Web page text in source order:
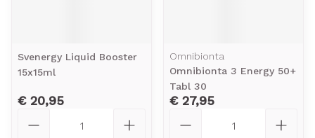
Svenergy Liquid Booster
15x15ml
€ 20,95
Omnibionta
Omnibionta 3 Energy 50+
Tabl 30
€ 27,95